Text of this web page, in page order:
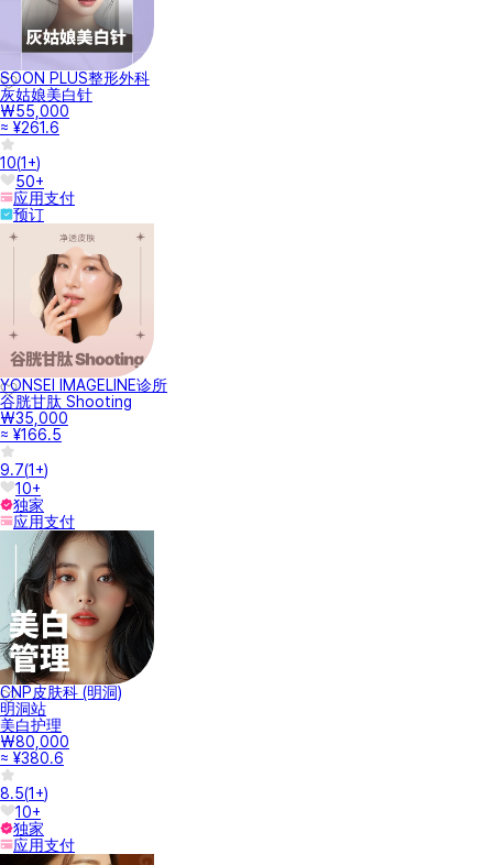
SOON PLUS整形外科
灰姑娘美白针
₩55,000
≈ ¥261.6
10(1+)
50+
应用支付
预订
YONSEI IMAGELINE诊所
谷胱甘肽 Shooting
₩35,000
≈ ¥166.5
9.7(1+)
10+
独家
应用支付
CNP皮肤科 (明洞)
明洞站
美白护理
₩80,000
≈ ¥380.6
8.5(1+)
10+
独家
应用支付